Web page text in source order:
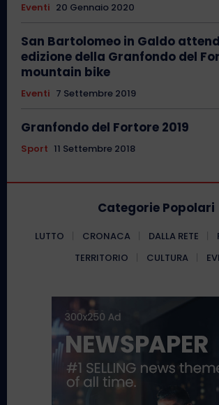
Eventi 20 Gennaio 2020
San Bartolomeo in Galdo
edizione della Granfondo del
mountain bike
Eventi 7 Settembre 2019
Granfondo del Fortore 2019
Sport 11 Settembre 2018
Categorie Popolari
LUTTO CRONACA DALLA RETE
TERRITORIO
CULTURA